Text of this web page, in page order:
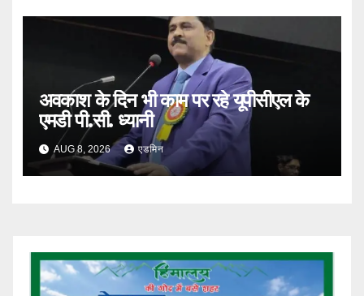
अवकाश के दिन भी काम पर रहे यूपीसीएल के
एमडी पी.सी. ध्यानी
AUG 8, 2026 एडमिन